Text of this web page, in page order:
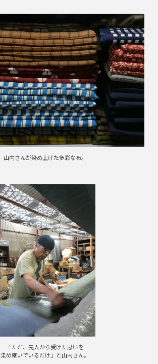
山内さんが染め上げた多彩な布。
「ただ、先人から受けた思いを
染め継いでいるだけ」と山内さん。